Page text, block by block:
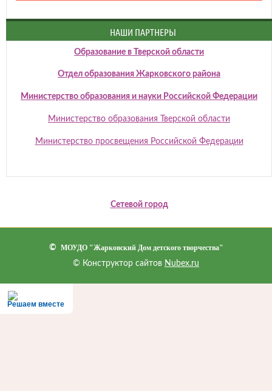
НАШИ ПАРТНЕРЫ
Образование в Тверской области
Отдел образования Жарковского района
Министерство образования и науки Российской Федерации
Министерство образования Тверской области
Министерство просвещения Российской Федерации
Сетевой город
© МОУДО "Жарковский Дом детского творчества"
© Конструктор сайтов Nubex.ru
Решаем вместе